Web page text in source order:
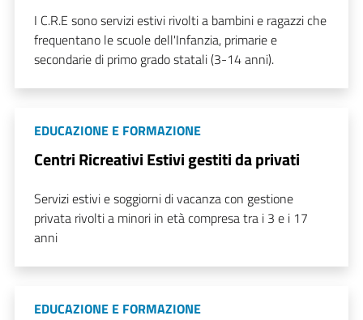
I C.R.E sono servizi estivi rivolti a bambini e ragazzi che
frequentano le scuole dell'Infanzia, primarie e
secondarie di primo grado statali (3-14 anni).
EDUCAZIONE E FORMAZIONE
Centri Ricreativi Estivi gestiti da privati
Servizi estivi e soggiorni di vacanza con gestione
privata rivolti a minori in età compresa tra i 3 e i 17
anni
EDUCAZIONE E FORMAZIONE